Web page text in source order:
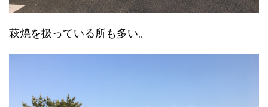
萩焼を扱っている所も多い。